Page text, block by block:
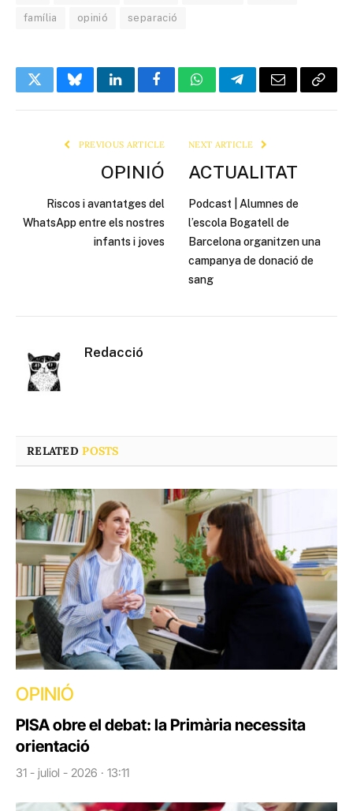
família opinió separació
TwitterBlueskyLinkedInFacebookWhatsAppTelegramEmail Copy
PREVIOUS ARTICLE
OPINIÓ
Riscos i avantatges del
WhatsApp entre els nostres
infants i joves
NEXT ARTICLE
ACTUALITAT
Podcast | Alumnes de
l’escola Bogatell de
Barcelona organitzen una
campanya de donació de
sang
Redacció
RELATEDPOSTS
OPINIÓ
PISA obre el debat: la Primària necessita
orientació
31 - juliol - 2026 · 13:11